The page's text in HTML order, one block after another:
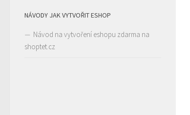
NÁVODY JAK VYTVOŘIT ESHOP
Návod na vytvoření eshopu zdarma na
shoptet.cz